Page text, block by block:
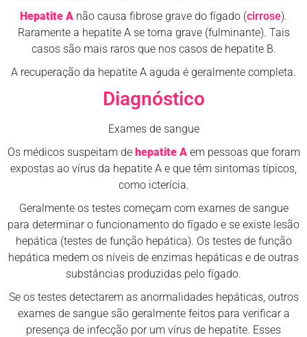
Hepatite A não causa fibrose grave do fígado (cirrose).
Raramente a hepatite A se torna grave (fulminante). Tais
casos são mais raros que nos casos de hepatite B.
A recuperação da hepatite A aguda é geralmente completa.
Diagnóstico
Exames de sangue
Os médicos suspeitam dehepatite Aem pessoas que foram
expostas ao vírus da hepatite A e que têm sintomas típicos,
como icterícia.
Geralmente os testes começam com exames de sangue
para determinar o funcionamento do fígado e se existe lesão
hepática (testes de função hepática). Os testes de função
hepática medem os níveis de enzimas hepáticas e de outras
substâncias produzidas pelo fígado.
Se os testes detectarem as anormalidades hepáticas, outros
exames de sangue são geralmente feitos para verificar a
presença de infecção por um vírus de hepatite. Esses